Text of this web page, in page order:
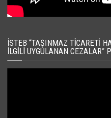
İSTEB “TAŞINMAZ TICARETI
İLGILI UYGULANAN CEZALAR”